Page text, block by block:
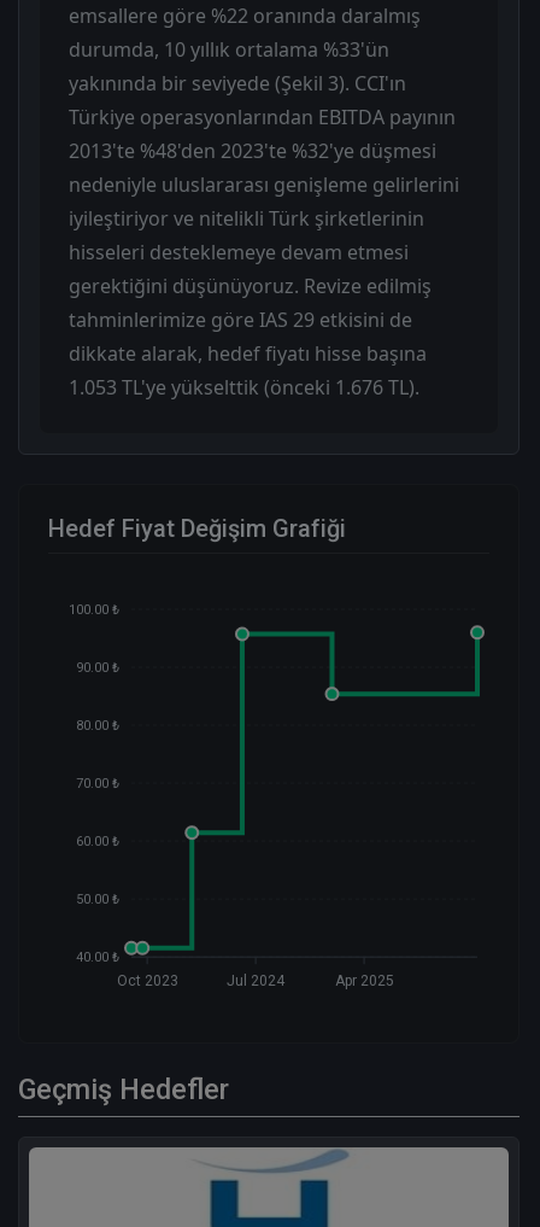
emsallere göre %22 oranında daralmış
durumda, 10 yıllık ortalama %33'ün
yakınında bir seviyede (Şekil 3). CCI'ın
Türkiye operasyonlarından EBITDA payının
2013'te %48'den 2023'te %32'ye düşmesi
nedeniyle uluslararası genişleme gelirlerini
iyileştiriyor ve nitelikli Türk şirketlerinin
hisseleri desteklemeye devam etmesi
gerektiğini düşünüyoruz. Revize edilmiş
tahminlerimize göre IAS 29 etkisini de
dikkate alarak, hedef fiyatı hisse başına
1.053 TL'ye yükselttik (önceki 1.676 TL).
Hedef Fiyat Değişim Grafiği
100.00 ₺
90.00 ₺
80.00 ₺
70.00 ₺
60.00 ₺
50.00 ₺
40.00 ₺
Oct 2023 Jul 2024 Apr 2025
Geçmiş Hedefler